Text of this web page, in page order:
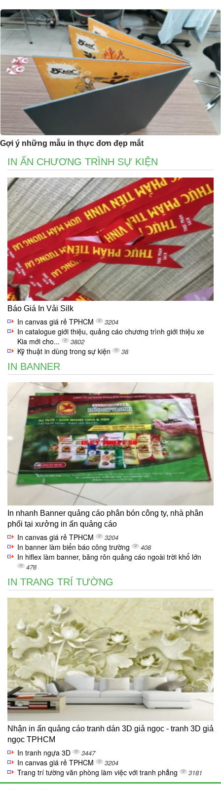
Gợi ý những mẫu in thực đơn đẹp mắt
IN ẤN CHƯƠNG TRÌNH SỰ KIỆN
Báo Giá In Vải Silk
In canvas giá rẻ TPHCM 3204
In catalogue giới thiệu, quảng cáo chương trình giới thiệu xe
Kia mới cho...
3802
Kỹ thuật in dùng trong sự kiện 38
IN BANNER
In nhanh Banner quảng cáo phân bón công ty, nhà phân
phối tại xưởng in ấn quảng cáo
In canvas giá rẻ TPHCM 3204
In banner làm biển báo công trường 408
In hiflex làm banner, băng rôn quảng cáo ngoài trời khổ lớn
476
IN TRANG TRÍ TƯỜNG
Nhận in ấn quảng cáo tranh dán 3D giả ngọc - tranh 3D giả
ngọc TPHCM
In tranh ngựa 3D 3447
In canvas giá rẻ TPHCM 3204
Trang trí tường văn phòng làm việc với tranh phẳng 3181